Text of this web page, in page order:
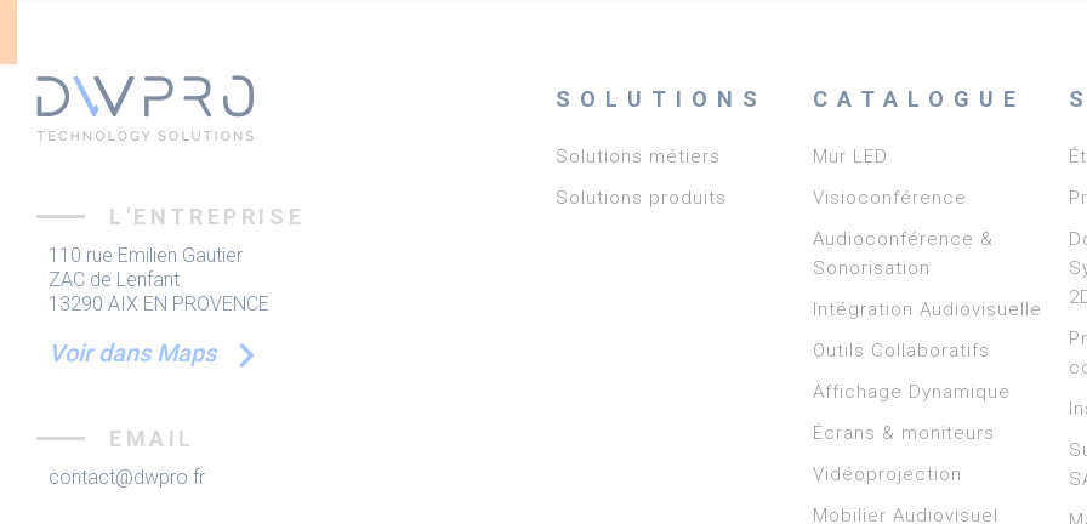
L'ENTREPRISE
110 rue Emilien Gautier
ZAC de Lenfant
13290 AIX EN PROVENCE
Voir dans Maps
EMAIL
contact@dwpro.fr
SOLUTIONS
Solutions métiers
Solutions produits
CATALOGUE
Mur LED
Visioconférence
Audioconférence &
Sonorisation
Intégration Audiovisuelle
Outils Collaboratifs
Affichage Dynamique
Écrans & moniteurs
Vidéoprojection
Mobilier Audiovisuel